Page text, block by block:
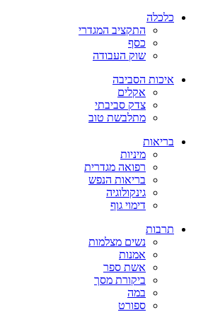
כלכלה
התקציב המגדרי
כסף
שוק העבודה
איכות הסביבה
אקלים
צדק סביבתי
מתלבשת טוב
בריאות
מיניות
רפואה מגדרית
בריאות הנפש
גינקולוגיה
דימוי גוף
תרבות
נשים מצלמות
אמנות
אשת ספר
ביקורת מסך
במה
ספורט